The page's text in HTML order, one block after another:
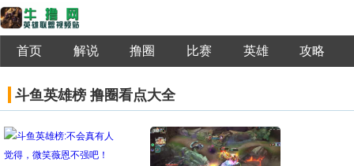
首页 解说 撸圈 比赛 英雄 攻略
斗鱼英雄榜 撸圈看点大全